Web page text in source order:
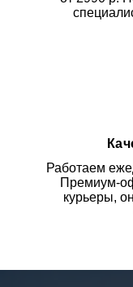
Работаем
Премиум-
курьеры,